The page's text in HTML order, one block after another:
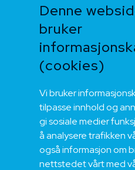
Denne
bruker
(cookies)
Vi bruker
tilpasse innhold og
gi sosiale medier
å analysere trafikken
også informasjon om
nettstedet vårt med